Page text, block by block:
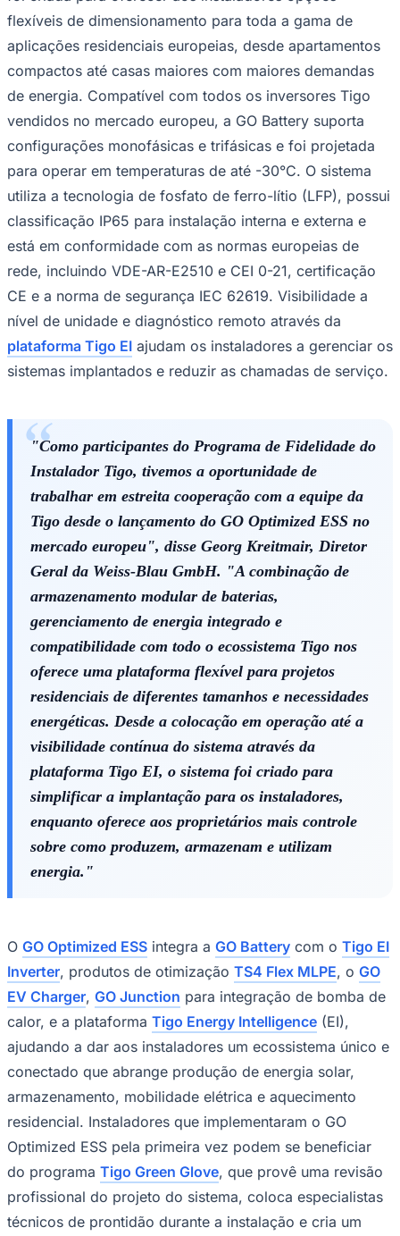
NBA
NFL
Fórmula 1
UFC
Tênis (ATP)
MLB
NHL
Atletismo
NBB
Competições de Futebol
Brasileirão Série A
Brasileirão Série B
Paulistão
Libertadores
Sul-Americana
Champions League
Premier League
La Liga
Bundesliga
Times - Ir direto
flexíveis de dimensionamento para toda a gama de
aplicações residenciais europeias, desde apartamentos
compactos até casas maiores com maiores demandas
de energia. Compatível com todos os inversores Tigo
vendidos no mercado europeu, a GO Battery suporta
configurações monofásicas e trifásicas e foi projetada
para operar em temperaturas de até -30°C. O sistema
utiliza a tecnologia de fosfato de ferro-lítio (LFP), possui
classificação IP65 para instalação interna e externa e
está em conformidade com as normas europeias de
rede, incluindo VDE-AR-E2510 e CEI 0-21, certificação
CE e a norma de segurança IEC 62619. Visibilidade a
nível de unidade e diagnóstico remoto através da
plataforma Tigo EI ajudam os instaladores a gerenciar os
sistemas implantados e reduzir as chamadas de serviço.
"Como participantes do Programa de Fidelidade do
Instalador Tigo, tivemos a oportunidade de
trabalhar em estreita cooperação com a equipe da
Tigo desde o lançamento do GO Optimized ESS no
mercado europeu", disse Georg Kreitmair, Diretor
Geral da Weiss-Blau GmbH. "A combinação de
armazenamento modular de baterias,
gerenciamento de energia integrado e
compatibilidade com todo o ecossistema Tigo nos
oferece uma plataforma flexível para projetos
residenciais de diferentes tamanhos e necessidades
energéticas. Desde a colocação em operação até a
visibilidade contínua do sistema através da
plataforma Tigo EI, o sistema foi criado para
simplificar a implantação para os instaladores,
enquanto oferece aos proprietários mais controle
sobre como produzem, armazenam e utilizam
energia."
O GO Optimized ESS integra a GO Battery com o Tigo EI
Inverter, produtos de otimização TS4 Flex MLPE, o GO
EV Charger, GO Junction para integração de bomba de
calor, e a plataforma Tigo Energy Intelligence (EI),
ajudando a dar aos instaladores um ecossistema único e
conectado que abrange produção de energia solar,
armazenamento, mobilidade elétrica e aquecimento
residencial. Instaladores que implementaram o GO
Optimized ESS pela primeira vez podem se beneficiar
do programa Tigo Green Glove, que provê uma revisão
profissional do projeto do sistema, coloca especialistas
técnicos de prontidão durante a instalação e cria um